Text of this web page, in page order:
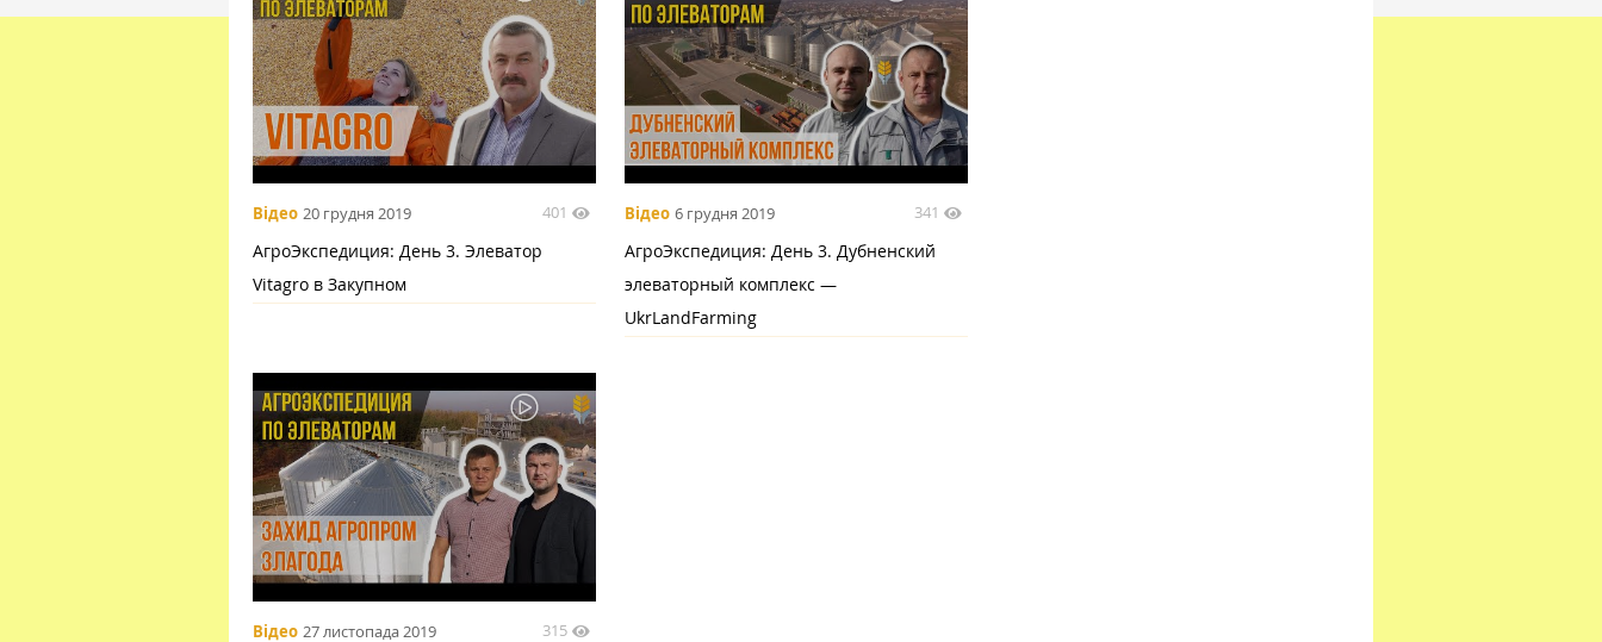
Відео 20 грудня 2019 401
АгроЭкспедиция: День 3. Элеватор
Vitagro в Закупном
Відео 6 грудня 2019 341
АгроЭкспедиция: День 3. Дубненский
элеваторный комплекс —
UkrLandFarming
Відео 27 листопада 2019 315